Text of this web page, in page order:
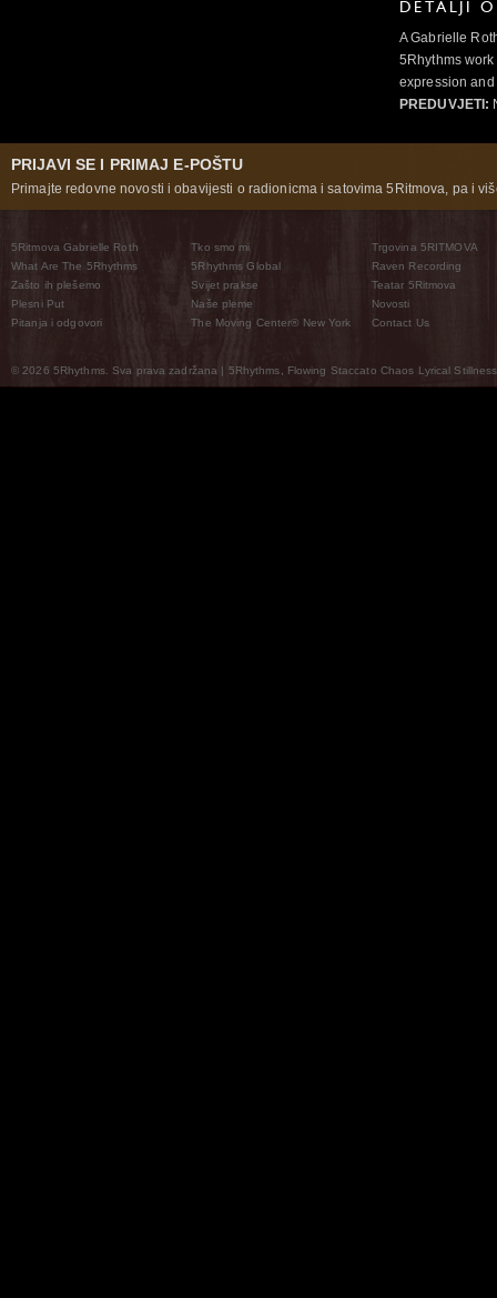
DETALJI
A Gabrielle
5Rhythms
expression
PREDUVJETI:
PRIJAVI SE I PRIMAJ E-POŠTU
Primajte redovne novosti i obavijesti o radionicma i satovima 5Ritmova, pa i
5Ritmova Gabrielle Roth
What Are The 5Rhythms
Zašto ih plešemo
Plesni Put
Pitanja i odgovori
Tko smo mi
5Rhythms Global
Svijet prakse
Naše pleme
The Moving Center® New York
Trgovina 5RITMOVA
Raven Recording
Teatar 5Ritmova
Novosti
Contact Us
© 2026 5Rhythms. Sva prava zadržana | 5Rhythms, Flowing Staccato Chaos Lyrical